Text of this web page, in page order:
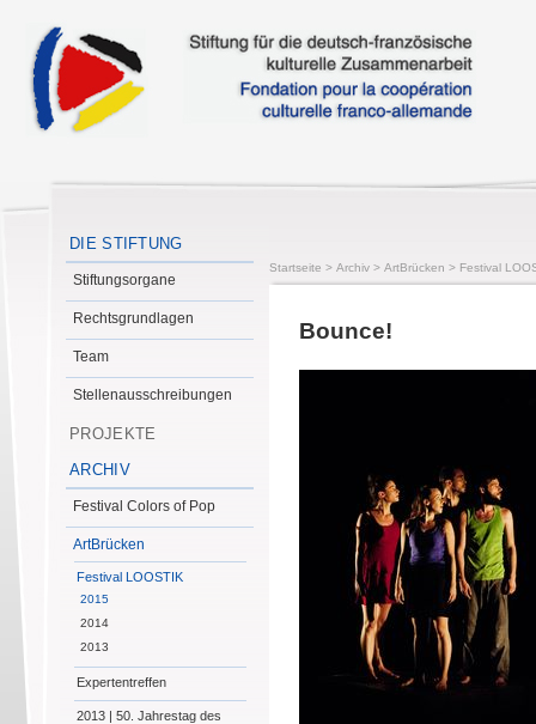
DIE STIFTUNG
Stiftungsorgane
Rechtsgrundlagen
Team
Stellenausschreibungen
PROJEKTE
ARCHIV
Festival Colors of Pop
ArtBrücken
Festival LOOSTIK
2015
2014
2013
Expertentreffen
2013 | 50. Jahrestag des
Startseite > Archiv > ArtBrücken > Festival
Bounce!